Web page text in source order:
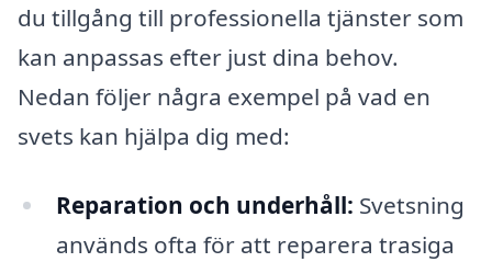
du tillgång till professionella tjänster som
kan anpassas efter just dina behov.
Nedan följer några exempel på vad en
svets kan hjälpa dig med:
Reparation och underhåll: Svetsning
används ofta för att reparera trasiga